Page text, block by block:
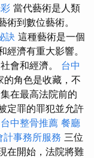
當代藝術是人類
到數位藝術。
訣 這種藝術是一個
濟有重大影響。
會和經濟。 台中
的角色是收藏，不
在最高法院前的
定罪的罪犯並允許
台中整骨推薦 餐廳
計事務所服務 三位
在開始，法院將難